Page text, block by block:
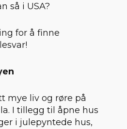
så i USA?
for å finne
mye liv og røre på
I tillegg til åpne hus
i julepyntede hus,